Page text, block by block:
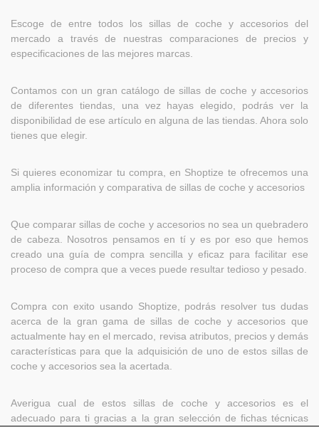
Escoge de entre todos los sillas de coche y accesorios del
mercado a través de nuestras comparaciones de precios y
especificaciones de las mejores marcas.
Contamos con un gran catálogo de sillas de coche y accesorios
de diferentes tiendas, una vez hayas elegido, podrás ver la
disponibilidad de ese artículo en alguna de las tiendas. Ahora solo
tienes que elegir.
Si quieres economizar tu compra, en Shoptize te ofrecemos una
amplia información y comparativa de sillas de coche y accesorios
Que comparar sillas de coche y accesorios no sea un quebradero
de cabeza. Nosotros pensamos en tí y es por eso que hemos
creado una guía de compra sencilla y eficaz para facilitar ese
proceso de compra que a veces puede resultar tedioso y pesado.
Compra con exito usando Shoptize, podrás resolver tus dudas
acerca de la gran gama de sillas de coche y accesorios que
actualmente hay en el mercado, revisa atributos, precios y demás
características para que la adquisición de uno de estos sillas de
coche y accesorios sea la acertada.
Averigua cual de estos sillas de coche y accesorios es el
adecuado para ti gracias a la gran selección de fichas técnicas